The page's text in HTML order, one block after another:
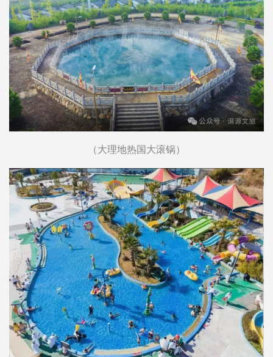
（大理地热国大滚锅）